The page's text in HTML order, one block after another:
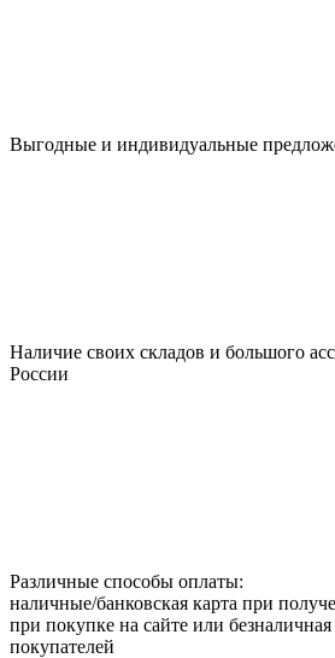
Выгодные и индивидуальные
Наличие своих складов и большого
России
Различные способы оплаты:
наличные/банковская карта при
при покупке на сайте или
покупателей